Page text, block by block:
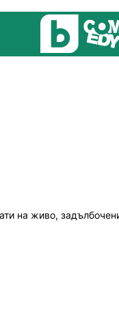
на живо,